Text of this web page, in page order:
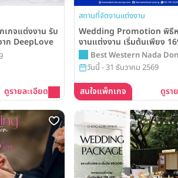
เกจแต่งงาน รับ
ก DeepLove
ดูรายละเอียด
สถานที่จัดงานแต่งงาน
Wedding Promotion พิธี
งานแต่งงาน เริ่มต้นเพียง
บาท จากโรงแรม Best
Don Mueang Airport
Best Western Nada
Airport Hotel
วันนี้ - 31 ธันวาคม 2569
สนใจแพ็กเกจ ดูรา